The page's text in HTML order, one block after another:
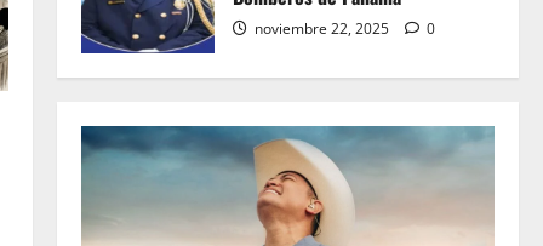
noviembre 22, 2025 0